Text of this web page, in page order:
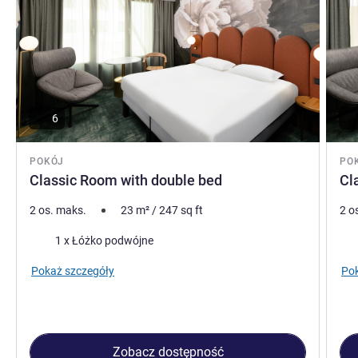
POKÓJ
Classic Room with double bed
6
2 os. maks. 23 m²/247sq ft
Pościel1 x Łóżko podwójne
Pokaż szczegóły
Zobacz dostępność
2